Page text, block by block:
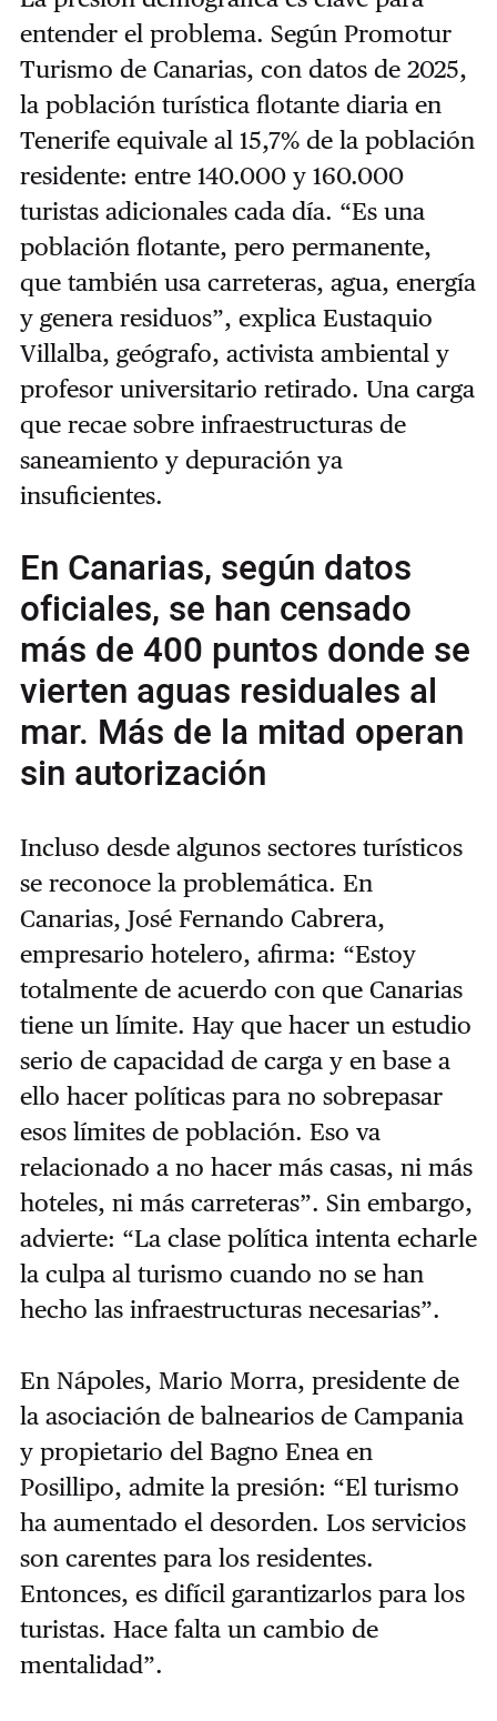
entender el problema. Según Promotur
Turismo de Canarias, con datos de 2025,
la población turística flotante diaria en
Tenerife equivale al 15,7% de la población
residente: entre 140.000 y 160.000
turistas adicionales cada día. “Es una
población flotante, pero permanente,
que también usa carreteras, agua, energía
y genera residuos”, explica Eustaquio
Villalba, geógrafo, activista ambiental y
profesor universitario retirado. Una carga
que recae sobre infraestructuras de
saneamiento y depuración ya
insuficientes.
En Canarias, según datos
oficiales, se han censado
más de 400 puntos donde se
vierten aguas residuales al
mar. Más de la mitad operan
sin autorización
Incluso desde algunos sectores turísticos
se reconoce la problemática. En
Canarias, José Fernando Cabrera,
empresario hotelero, afirma: “Estoy
totalmente de acuerdo con que Canarias
tiene un límite. Hay que hacer un estudio
serio de capacidad de carga y en base a
ello hacer políticas para no sobrepasar
esos límites de población. Eso va
relacionado a no hacer más casas, ni más
hoteles, ni más carreteras”. Sin embargo,
advierte: “La clase política intenta echarle
la culpa al turismo cuando no se han
hecho las infraestructuras necesarias”.
En Nápoles, Mario Morra, presidente de
la asociación de balnearios de Campania
y propietario del Bagno Enea en
Posillipo, admite la presión: “El turismo
ha aumentado el desorden. Los servicios
son carentes para los residentes.
Entonces, es difícil garantizarlos para los
turistas. Hace falta un cambio de
mentalidad”.